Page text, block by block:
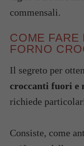
commensali.
COME FARE
FORNO
Il segreto per
croccanti fuori e
richiede
Consiste, come